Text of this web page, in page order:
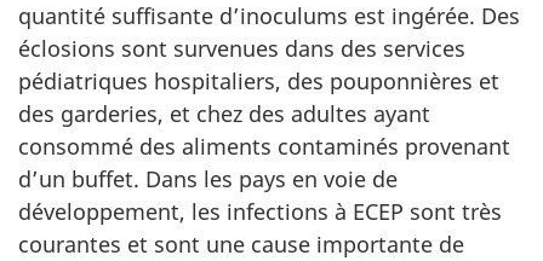
quantité suffisante d’inoculums est ingérée. Des
éclosions sont survenues dans des services
pédiatriques hospitaliers, des pouponnières et
des garderies, et chez des adultes ayant
consommé des aliments contaminés provenant
d’un buffet. Dans les pays en voie de
développement, les infections à ECEP sont très
courantes et sont une cause importante de